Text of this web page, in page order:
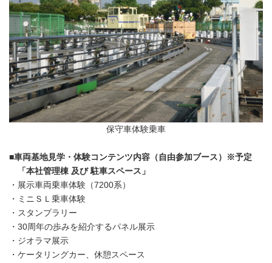
保守車体験乗車
■車両基地見学・体験コンテンツ内容（自由参加ブース）※予定
「本社管理棟 及び 駐車スペース」
・展示車両乗車体験（7200系）
・ミニＳＬ乗車体験
・スタンプラリー
・30周年の歩みを紹介するパネル展示
・ジオラマ展示
・ケータリングカー、休憩スペース